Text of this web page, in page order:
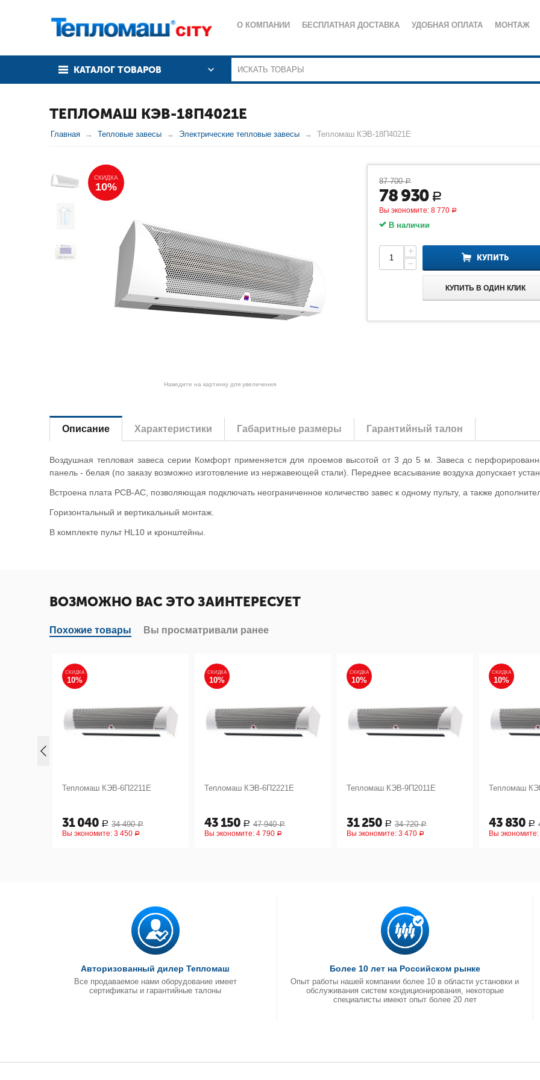
О КОМПАНИИ БЕСПЛАТНАЯ ДОСТАВКА УДОБНАЯ ОПЛАТА МОНТАЖ
КАТАЛОГ ТОВАРОВ
ТЕПЛОМАШ КЭВ-18П4021Е
Главная Тепловые завесы Электрические тепловые завесы Тепломаш КЭВ-18П4021Е
СКИДКА
10%
Наведите на картинку для увеличения
87 700 Р
78 930 Р
Вы экономите:8 770 Р
В наличии
+
−
КУПИТЬ
КУПИТЬ В ОДИН КЛИК
Описание Характеристики Габаритные размеры Гарантийный талон
Воздушная тепловая завеса серии Комфорт применяется для проемов высотой от 3 до 5 м. Завеса с
панель - белая (по заказу возможно изготовление из нержавеющей стали). Переднее всасывание воздуха допускает
Встроена плата PCB-AC, позволяющая подключать неограниченное количество завес к одному пульту, а также
Горизонтальный и вертикальный монтаж.
В комплекте пульт HL10 и кронштейны.
ВОЗМОЖНО ВАС ЭТО ЗАИНТЕРЕСУЕТ
Похожие товары Вы просматривали ранее
СКИДКА
10%
Тепломаш КЭВ-6П2211Е
31 040 Р 34 490 Р
Вы экономите: 3 450 Р
СКИДКА
10%
Тепломаш КЭВ-6П2221Е
43 150 Р 47 940 Р
Вы экономите: 4 790 Р
СКИДКА
10%
Тепломаш КЭВ-9П2011Е
31 250 Р 34 720 Р
Вы экономите: 3 470 Р
СКИДКА
10%
Тепломаш
43 830 Р
Вы экономите:
Авторизованный дилер Тепломаш
Все продаваемое нами оборудование имеет
сертификаты и гарантийные талоны
Более 10 лет на Российском рынке
Опыт работы нашей компании более 10 в области установки и
обслуживания систем кондиционирования, некоторые
специалисты имеют опыт более 20 лет